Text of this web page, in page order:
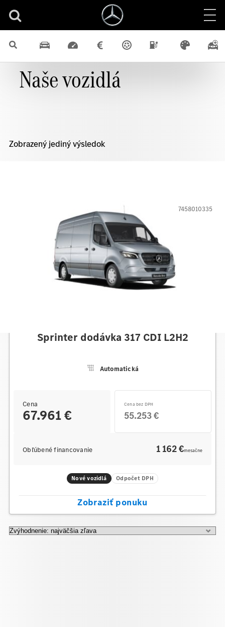
Naše vozidlá
Zobrazený jediný výsledok
Sprinter dodávka 317 CDI L2H2
Automatická
7458010335
Cena
67.961 €
Cena bez DPH
55.253 €
Obľúbené financovanie 1 162 €mesačne
Nové vozidlá Odpočet DPH
Zobraziť ponuku